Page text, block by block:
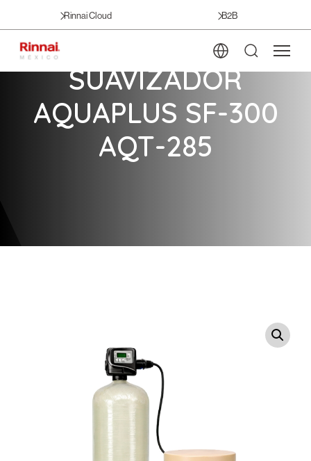
Rinnai Cloud B2B
SUAVIZADOR
AQUAPLUS SF-300
AQT-285